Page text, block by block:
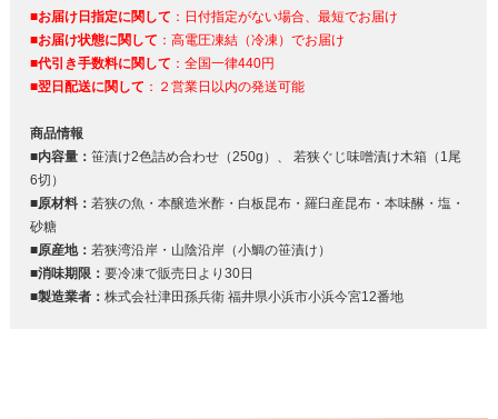
■お届け日指定に関して ：日付指定がない場合、最短でお届け
■お届け状態に関して ：高電圧凍結（冷凍）でお届け
■代引き手数料に関して ：全国一律440円
■翌日配送に関して ：２営業日以内の発送可能
商品情報
■内容量： 笹漬け2色詰め合わせ（250g）、 若狭ぐじ味噌漬け木箱（1尾
6切）
■原材料： 若狭の魚・本醸造米酢・白板昆布・羅臼産昆布・本味醂・塩・
砂糖
■原産地： 若狭湾沿岸・山陰沿岸（小鯛の笹漬け）
■消味期限： 要冷凍で販売日より30日
■製造業者： 株式会社津田孫兵衛 福井県小浜市小浜今宮12番地